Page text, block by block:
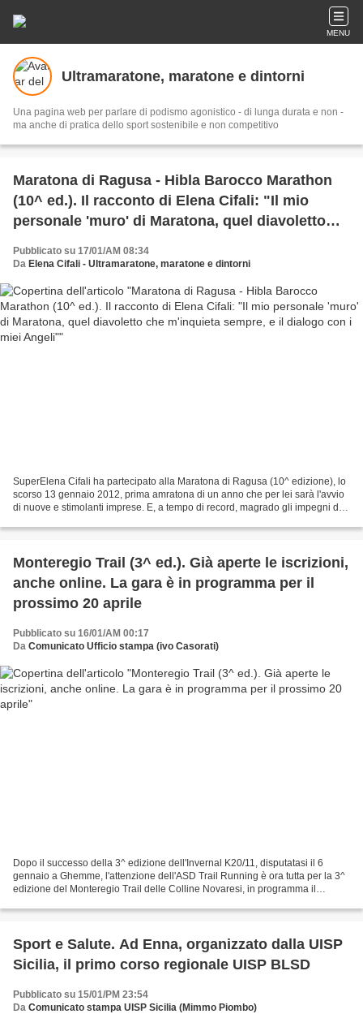
MENU
Ultramaratone, maratone e dintorni
Una pagina web per parlare di podismo agonistico - di lunga durata e non -
ma anche di pratica dello sport sostenibile e non competitivo
Maratona di Ragusa - Hibla Barocco Marathon
(10^ ed.). Il racconto di Elena Cifali: "Il mio
personale 'muro' di Maratona, quel diavoletto
Angeli"
Pubblicato su 17/01/AM 08:34
Da Elena Cifali - Ultramaratone, maratone e dintorni
SuperElena Cifali ha partecipato alla Maratona di Ragusa (10^ edizione), lo
scorso 13 gennaio 2012, prima amratona di un anno che per lei sarà l'avvio
di nuove e stimolanti imprese. E, a tempo di record, magrado gli impegni di
Monteregio Trail (3^ ed.). Già aperte le iscrizioni,
anche online. La gara è in programma per il
prossimo 20 aprile
Pubblicato su 16/01/AM 00:17
Da Comunicato Ufficio stampa (ivo Casorati)
Dopo il successo della 3^ edizione dell'Invernal K20/11, disputatasi il 6
gennaio a Ghemme, l'attenzione dell'ASD Trail Running è ora tutta per la 3^
edizione del Monteregio Trail delle Colline Novaresi, in programma il
Sport e Salute. Ad Enna, organizzato dalla UISP
Sicilia, il primo corso regionale UISP BLSD
Pubblicato su 15/01/PM 23:54
Da Comunicato stampa UISP Sicilia (Mimmo Piombo)